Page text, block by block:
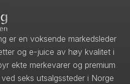
er en voksende markedsleder
og e-juice av høy kvalitet i
ekte merkevarer og premium
seks utsalgssteder i Norge